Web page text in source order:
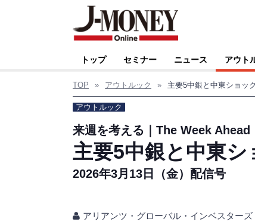
トップ セミナー ニュース アウト
TOP » アウトルック » 主要5中銀と中東ショック
アウトルック
来週を考える｜The Week Ahead
主要5中銀と中東シ
2026年3月13日（金）配信号
アリアンツ・グローバル・インベスターズ